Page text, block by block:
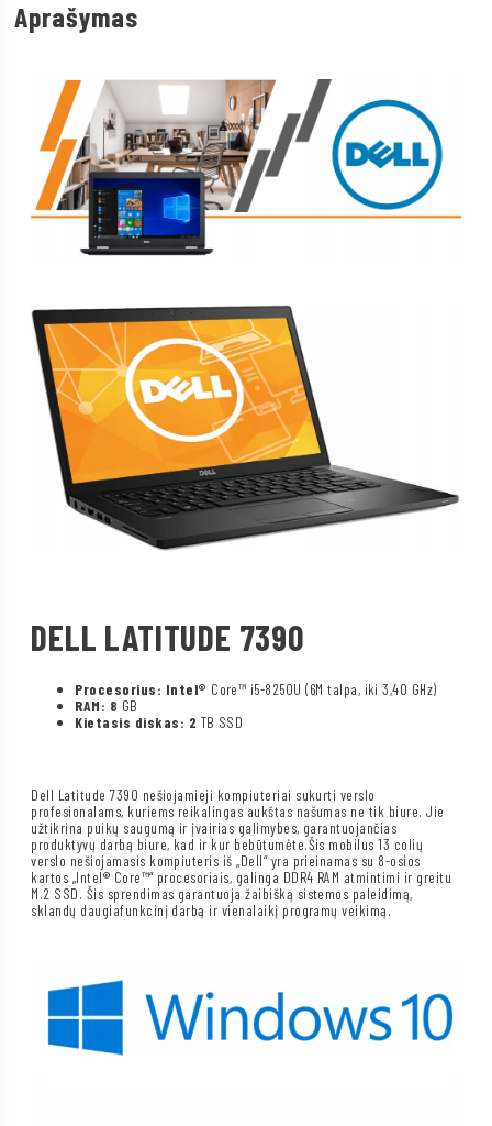
Aprašymas
DELL LATITUDE 7390
Procesorius: Intel® Core™ i5-8250U (6M talpa, iki 3,40 GHz)
RAM: 8 GB
Kietasis diskas: 2 TB SSD
Dell Latitude 7390 nešiojamieji kompiuteriai sukurti verslo
profesionalams, kuriems reikalingas aukštas našumas ne tik biure. Jie
užtikrina puikų saugumą ir įvairias galimybes, garantuojančias
produktyvų darbą biure, kad ir kur bebūtumėte.Šis mobilus 13 colių
verslo nešiojamasis kompiuteris iš „Dell“ yra prieinamas su 8-osios
kartos „Intel® Core™“ procesoriais, galinga DDR4 RAM atmintimi ir greitu
M.2 SSD. Šis sprendimas garantuoja žaibišką sistemos paleidimą,
sklandų daugiafunkcinį darbą ir vienalaikį programų veikimą.